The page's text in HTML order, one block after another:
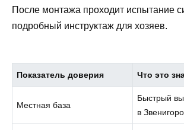
После монтажа проходит испытание
подробный инструктаж для хозяев.
Показатель доверия Что это
Местная база
Быстрый
в